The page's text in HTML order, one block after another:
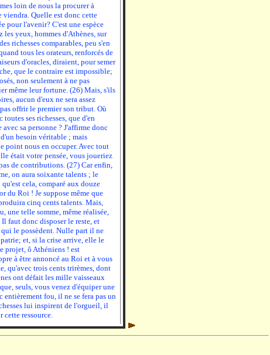
loin de nous la procurer à
Quelle est donc cette
pour l'avenir? C'est une espèce
yeux, hommes d'Athènes, sur
richesses comparables, peu s'en
tous les orateurs, renforcés de
d'oracles, diraient, pour semer
que le contraire est impossible;
non seulement à ne pas
même leur fortune. (26) Mais, s'ils
aucun d'eux ne sera assez
offrir le premier son tribut. Où
ses richesses, que d'en
sa personne ? J'affirme donc
besoin véritable ; mais
point nous en occuper. Avec tout
était votre pensée, vous joueriez
de contributions. (27) Car enfin,
on aura soixante talents ; le
cela, comparé aux douze
du Roi ! Je suppose même que
cinq cents talents. Mais,
une telle somme, même réalisée,
faut donc disposer le reste, et
le possèdent. Nulle part il ne
et, si la crise arrive, elle le
projet, ô Athéniens ! est
à être annoncé au Roi et à vous
qu'avec trois cents trirèmes, dont
ont défait les mille vaisseaux
seuls, vous venez d'équiper une
fou, il ne se fera pas un
lui inspirent de l'orgueil, il
cette ressource.